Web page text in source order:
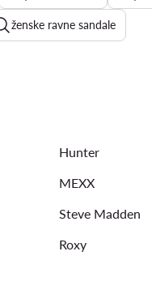
ženske ravne sandale
Hunter
MEXX
Steve Madden
Roxy